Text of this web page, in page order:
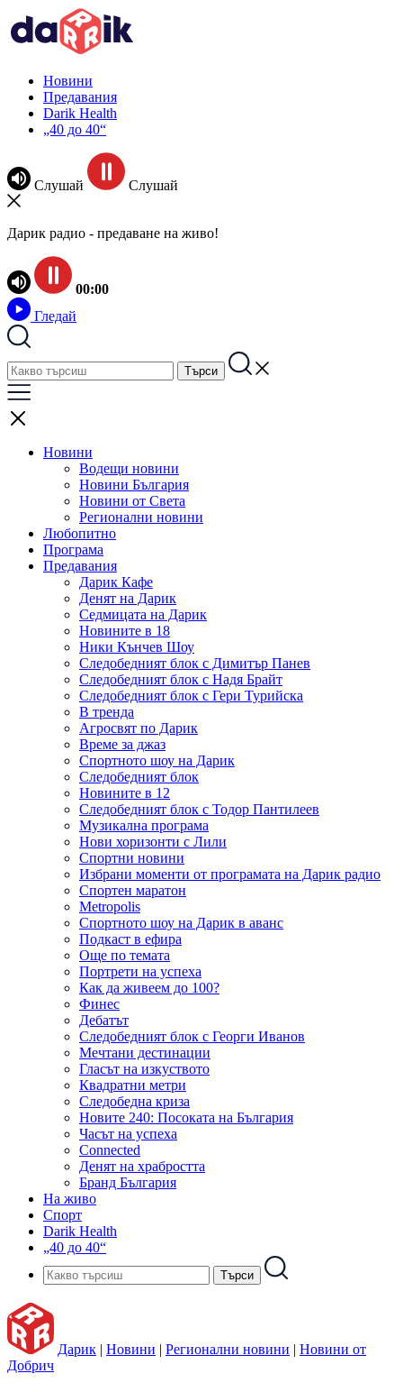
Новини
Предавания
Darik Health
„40 до 40“
Слушай Слушай
Дарик радио - предаване на живо!
00:00
Гледай
Новини
Водещи новини
Новини България
Новини от Света
Регионални новини
Любопитно
Програма
Предавания
Дарик Кафе
Денят на Дарик
Седмицата на Дарик
Новините в 18
Ники Кънчев Шоу
Следобедният блок с Димитър Панев
Следобедният блок с Надя Брайт
Следобедният блок с Гери Турийска
В тренда
Агросвят по Дарик
Време за джаз
Спортното шоу на Дарик
Следобедният блок
Новините в 12
Следобедният блок с Тодор Пантилеев
Музикална програма
Нови хоризонти с Лили
Спортни новини
Избрани моменти от програмата на Дарик радио
Спортен маратон
Metropolis
Спортното шоу на Дарик в аванс
Подкаст в ефира
Още по темата
Портрети на успеха
Как да живеем до 100?
Финес
Дебатът
Следобедният блок с Георги Иванов
Мечтани дестинации
Гласът на изкуството
Квадратни метри
Следобедна криза
Новите 240: Посоката на България
Часът на успеха
Connected
Денят на храбростта
Бранд България
На живо
Спорт
Darik Health
„40 до 40“
Дарик | Новини | Регионални новини | Новини от
Добрич